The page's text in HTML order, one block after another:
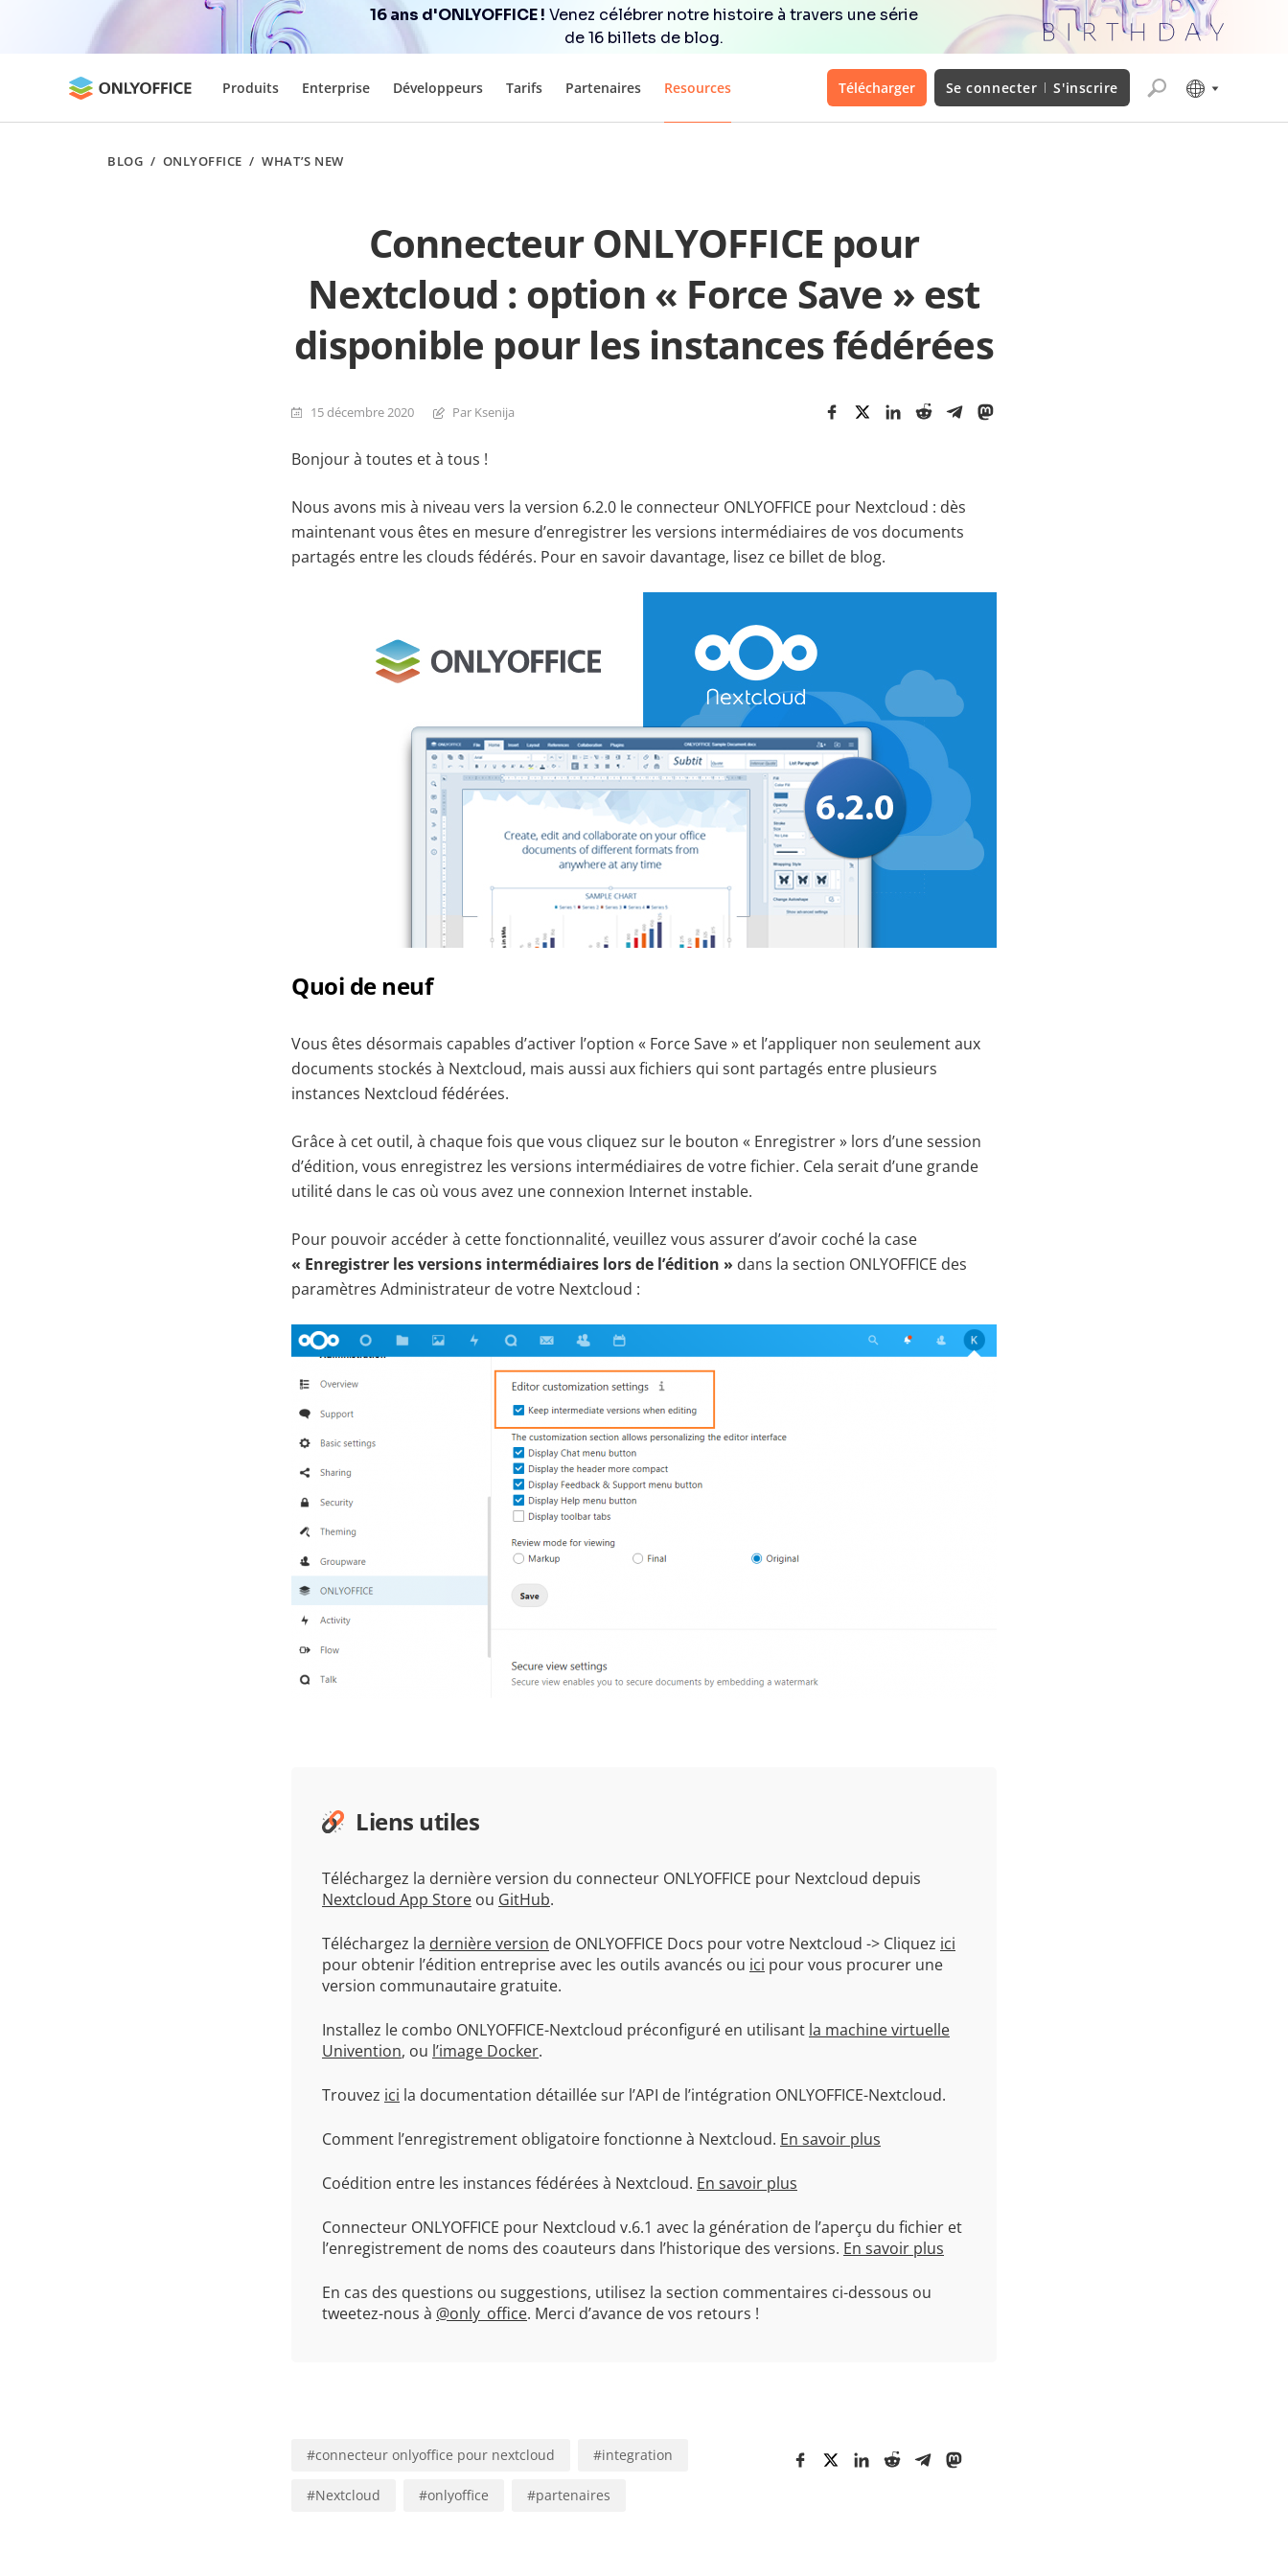
16 ans d'ONLYOFFICE ! Venez célébrer notre histoire à travers une série
de 16 billets de blog.
Produits Enterprise Développeurs Tarifs Partenaires Resources Télécharger Se connecter S'inscrire
BLOG / ONLYOFFICE /WHAT’S NEW
Connecteur ONLYOFFICE pour
Nextcloud : option « Force Save » est
disponible pour les instances fédérées
15 décembre 2020 Par Ksenija
Bonjour à toutes et à tous !
Nous avons mis à niveau vers la version 6.2.0 le connecteur ONLYOFFICE pour Nextcloud : dès
maintenant vous êtes en mesure d’enregistrer les versions intermédiaires de vos documents
partagés entre les clouds fédérés. Pour en savoir davantage, lisez ce billet de blog.
Quoi de neuf
Vous êtes désormais capables d’activer l’option « Force Save » et l’appliquer non seulement aux
documents stockés à Nextcloud, mais aussi aux fichiers qui sont partagés entre plusieurs
instances Nextcloud fédérées.
Grâce à cet outil, à chaque fois que vous cliquez sur le bouton « Enregistrer » lors d’une session
d’édition, vous enregistrez les versions intermédiaires de votre fichier. Cela serait d’une grande
utilité dans le cas où vous avez une connexion Internet instable.
Pour pouvoir accéder à cette fonctionnalité, veuillez vous assurer d’avoir coché la case
« Enregistrer les versions intermédiaires lors de l’édition » dans la section ONLYOFFICE des
paramètres Administrateur de votre Nextcloud :
Liens utiles
Téléchargez la dernière version du connecteur ONLYOFFICE pour Nextcloud depuis
Nextcloud App Store ou GitHub.
Téléchargez la dernière version de ONLYOFFICE Docs pour votre Nextcloud -> Cliquez ici
pour obtenir l’édition entreprise avec les outils avancés ou ici pour vous procurer une
version communautaire gratuite.
Installez le combo ONLYOFFICE-Nextcloud préconfiguré en utilisant la machine virtuelle
Univention, ou l’image Docker.
Trouvez ici la documentation détaillée sur l’API de l’intégration ONLYOFFICE-Nextcloud.
Comment l’enregistrement obligatoire fonctionne à Nextcloud. En savoir plus
Coédition entre les instances fédérées à Nextcloud. En savoir plus
Connecteur ONLYOFFICE pour Nextcloud v.6.1 avec la génération de l’aperçu du fichier et
l’enregistrement de noms des coauteurs dans l’historique des versions. En savoir plus
En cas des questions ou suggestions, utilisez la section commentaires ci-dessous ou
tweetez-nous à @only_office. Merci d’avance de vos retours !
#connecteur onlyoffice pour nextcloud #integration
#Nextcloud #onlyoffice #partenaires